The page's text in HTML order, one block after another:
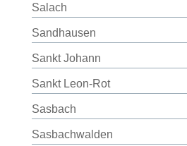
Salach
Sandhausen
Sankt Johann
Sankt Leon-Rot
Sasbach
Sasbachwalden